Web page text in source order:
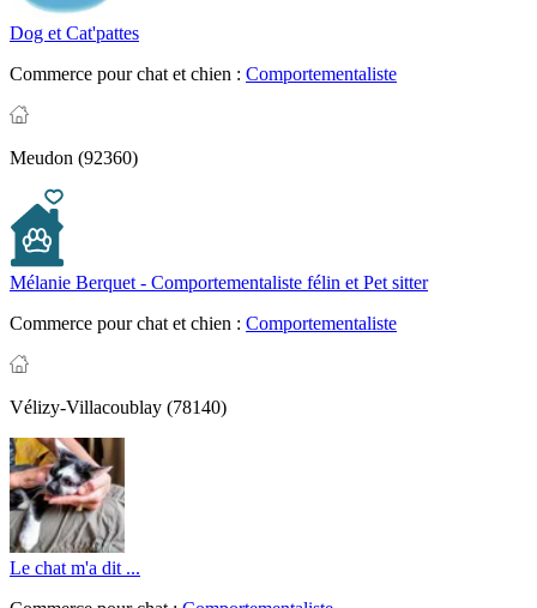
Dog et Cat'pattes
Commerce pour chat et chien : Comportementaliste
Meudon (92360)
Mélanie Berquet - Comportementaliste félin et Pet sitter
Commerce pour chat et chien : Comportementaliste
Vélizy-Villacoublay (78140)
Le chat m'a dit ...